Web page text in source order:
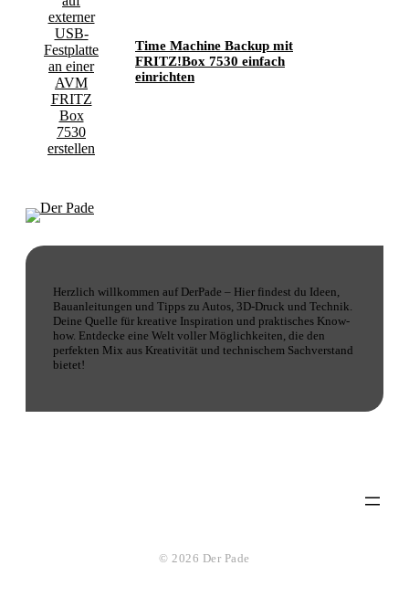
Time Machine Backup mit
FRITZ!Box 7530 einfach
einrichten
Herzlich willkommen auf DerPade – Hier findest du Ideen,
Bauanleitungen und Tipps zu Autos, 3D-Druck und Technik.
Deine Quelle für kreative Inspiration und praktisches Know-
how. Entdecke eine Welt voller Möglichkeiten, die den
perfekten Mix aus Kreativität und technischem Sachverstand
bietet!
© 2026 Der Pade